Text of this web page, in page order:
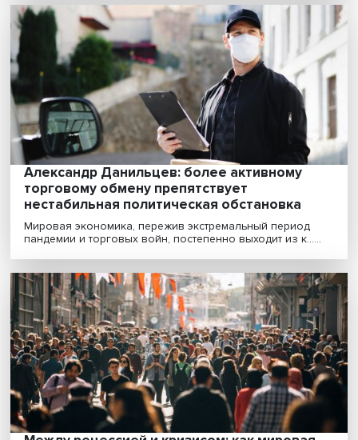
Пандемия COVID-19 продолжает влиять на мировую
экономику. Падение доходов населения, рост уровня
Александр Данильцев: более активному
торговому обмену препятствует
нестабильная политическая обстановка
Мировая экономика, пережив экстремальный период
пандемии и торговых войн, постепенно выходит из